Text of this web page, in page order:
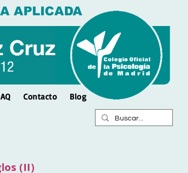
APLICADA
Contacto Blog
(II)